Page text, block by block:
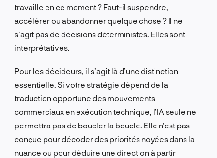
travaille en ce moment ? Faut-il suspendre,
accélérer ou abandonner quelque chose ? Il ne
s’agit pas de décisions déterministes. Elles sont
interprétatives.
Pour les décideurs, il s’agit là d’une distinction
essentielle. Si votre stratégie dépend de la
traduction opportune des mouvements
commerciaux en exécution technique, l’IA seule ne
permettra pas de boucler la boucle. Elle n’est pas
conçue pour décoder des priorités noyées dans la
nuance ou pour déduire une direction à partir